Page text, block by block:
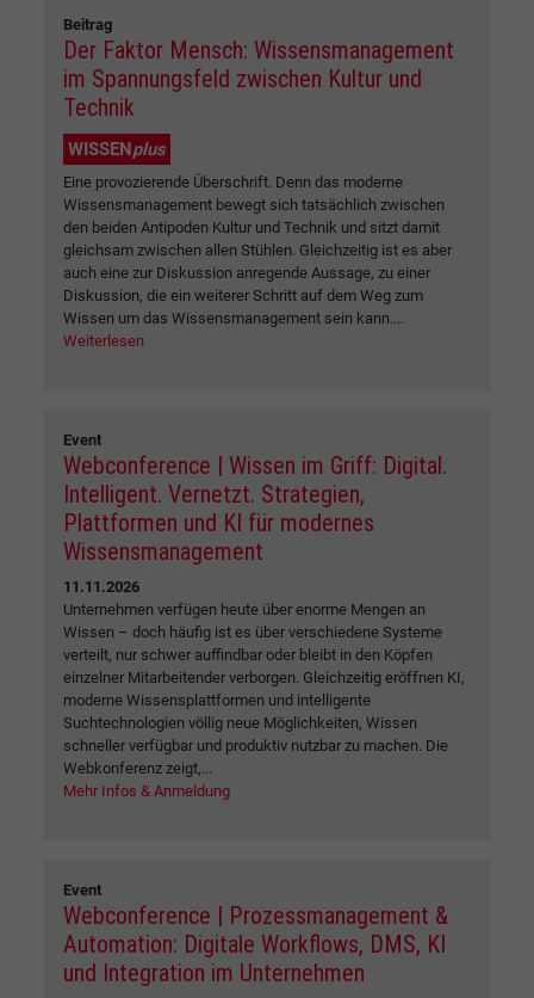
Beitrag
Der Faktor Mensch: Wissensmanagement
im Spannungsfeld zwischen Kultur und
Technik
WISSEN plus
Eine provozierende Überschrift. Denn das moderne
Wissensmanagement bewegt sich tatsächlich zwischen
den beiden Antipoden Kultur und Technik und sitzt damit
gleichsam zwischen allen Stühlen. Gleichzeitig ist es aber
auch eine zur Diskussion anregende Aussage, zu einer
Diskussion, die ein weiterer Schritt auf dem Weg zum
Wissen um das Wissensmanagement sein kann....
Weiterlesen
Event
Webconference | Wissen im Griff: Digital.
Intelligent. Vernetzt. Strategien,
Plattformen und KI für modernes
Wissensmanagement
11.11.2026
Unternehmen verfügen heute über enorme Mengen an
Wissen – doch häufig ist es über verschiedene Systeme
verteilt, nur schwer auffindbar oder bleibt in den Köpfen
einzelner Mitarbeitender verborgen. Gleichzeitig eröffnen KI,
moderne Wissensplattformen und intelligente
Suchtechnologien völlig neue Möglichkeiten, Wissen
schneller verfügbar und produktiv nutzbar zu machen. Die
Webkonferenz zeigt,...
Mehr Infos & Anmeldung
Event
Webconference | Prozessmanagement &
Automation: Digitale Workflows, DMS, KI
und Integration im Unternehmen